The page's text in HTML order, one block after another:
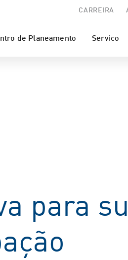
CARREIRA
de Planeamento Servico
para